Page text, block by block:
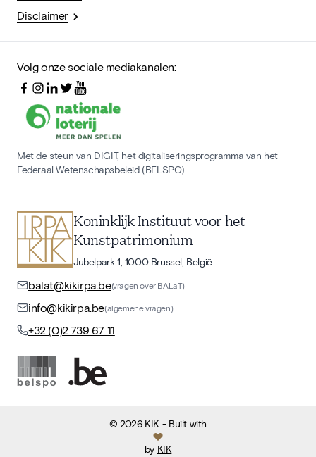
Disclaimer
Volg onze sociale mediakanalen:
Met de steun van DIGIT, het digitaliseringsprogramma van het
Federaal Wetenschapsbeleid (BELSPO)
Koninklijk Instituut voor het
Kunstpatrimonium
Jubelpark 1, 1000 Brussel, België
balat@kikirpa.be(vragen over BALaT)
info@kikirpa.be(algemene vragen)
+32 (0)2 739 67 11
©2026 KIK - Built with
by KIK